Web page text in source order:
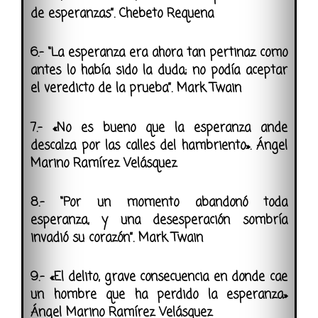
de esperanzas”. Chebeto Requena
6.- “La esperanza era ahora tan pertinaz como
antes lo había sido la duda; no podía aceptar
el veredicto de la prueba”. Mark Twain
7.- «No es bueno que la esperanza ande
descalza por las calles del hambriento». Ángel
Marino Ramírez Velásquez
8.- “Por un momento abandonó toda
esperanza, y una desesperación sombría
invadió su corazón”. Mark Twain
9.- «El delito, grave consecuencia en donde cae
un hombre que ha perdido la esperanza»
Ángel Marino Ramírez Velásquez